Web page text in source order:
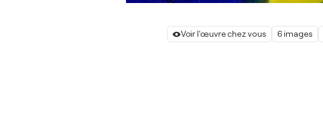
Voir l'œuvre chez vous 6 images